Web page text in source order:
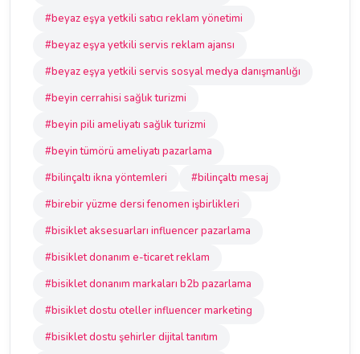
#beyaz eşya yetkili satıcı reklam yönetimi
#beyaz eşya yetkili servis reklam ajansı
#beyaz eşya yetkili servis sosyal medya danışmanlığı
#beyin cerrahisi sağlık turizmi
#beyin pili ameliyatı sağlık turizmi
#beyin tümörü ameliyatı pazarlama
#bilinçaltı ikna yöntemleri
#bilinçaltı mesaj
#birebir yüzme dersi fenomen işbirlikleri
#bisiklet aksesuarları influencer pazarlama
#bisiklet donanım e-ticaret reklam
#bisiklet donanım markaları b2b pazarlama
#bisiklet dostu oteller influencer marketing
#bisiklet dostu şehirler dijital tanıtım